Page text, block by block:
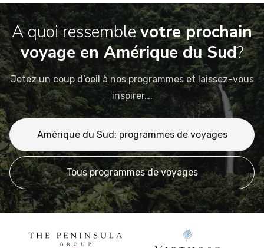
A quoi ressemblevotre prochain
voyage en Amérique du Sud?
Jetez un coup d’oeil à nos programmes et laissez-vous
inspirer….
Amérique du Sud: programmes de voyages
Tous programmes de voyages